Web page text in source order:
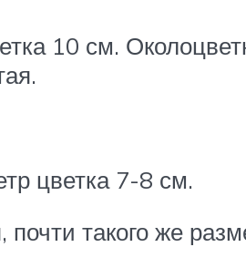
10 см.
цветка 7-8 см.
такого же